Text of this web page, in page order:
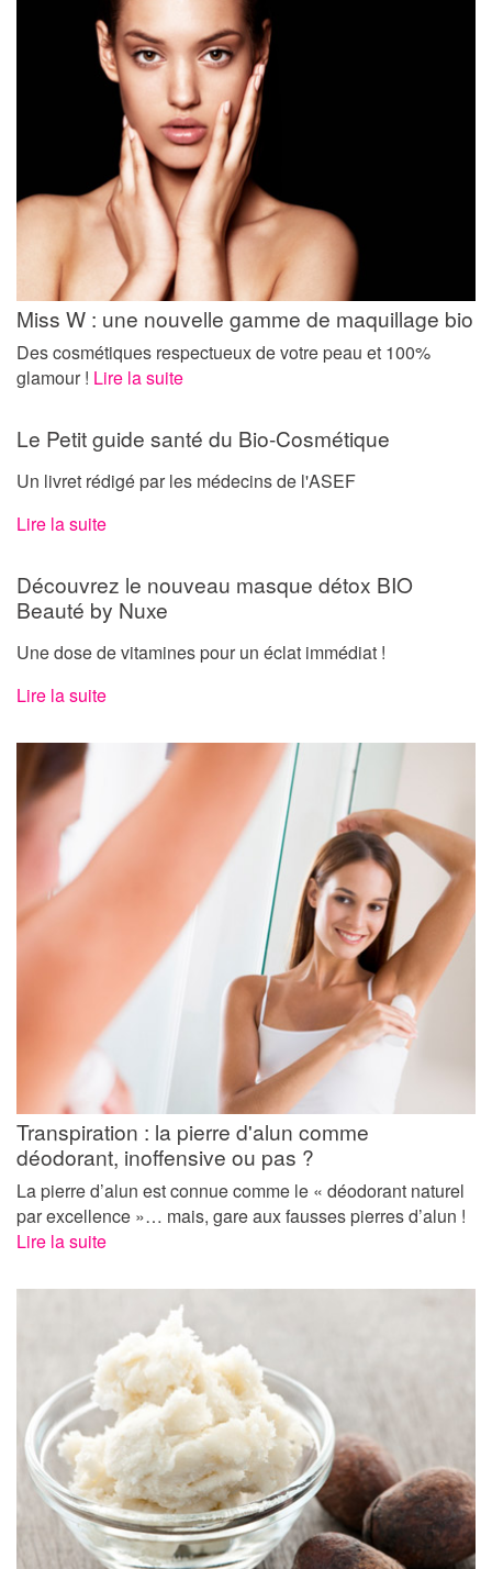
Miss W : une nouvelle gamme de maquillage bio
Des cosmétiques respectueux de votre peau et 100%
glamour ! Lire la suite
Le Petit guide santé du Bio-Cosmétique
Un livret rédigé par les médecins de l'ASEF
Lire la suite
Découvrez le nouveau masque détox BIO
Beauté by Nuxe
Une dose de vitamines pour un éclat immédiat !
Lire la suite
Transpiration : la pierre d'alun comme
déodorant, inoffensive ou pas ?
La pierre d’alun est connue comme le « déodorant naturel
par excellence »… mais, gare aux fausses pierres d’alun !
Lire la suite